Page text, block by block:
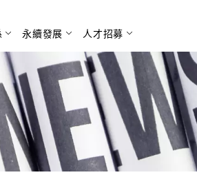
永續發展 人才招募
搜尋